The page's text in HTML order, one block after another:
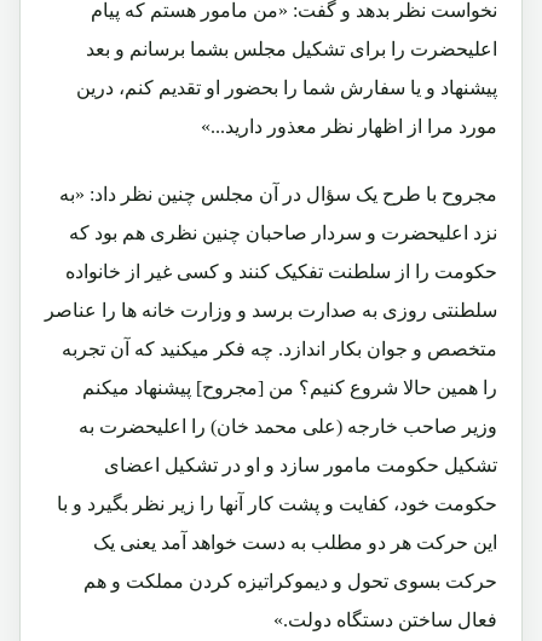
نخواست نظر بدهد و گفت: «من مامور هستم که پیام
اعلیحضرت را برای تشکیل مجلس بشما برسانم و بعد
پیشنهاد و یا سفارش شما را بحضور او تقدیم کنم، درین
مورد مرا از اظهار نظر معذور دارید...»
مجروح با طرح یک سؤال در آن مجلس چنین نظر داد: «به
نزد اعلیحضرت و سردار صاحبان چنین نظری هم بود که
حکومت را از سلطنت تفکیک کنند و کسی غیر از خانواده
سلطنتی روزی به صدارت برسد و وزارت خانه ها را عناصر
متخصص و جوان بکار اندازد. چه فکر میکنید که آن تجربه
را همین حالا شروع کنیم؟ من [مجروح] پیشنهاد میکنم
وزیر صاحب خارجه (علی محمد خان) را اعلیحضرت به
تشکیل حکومت مامور سازد و او در تشکیل اعضای
حکومت خود، کفایت و پشت کار آنها را زیر نظر بگیرد و با
این حرکت هر دو مطلب به دست خواهد آمد یعنی یک
حرکت بسوی تحول و دیموکراتیزه کردن مملکت و هم
فعال ساختن دستگاه دولت.»